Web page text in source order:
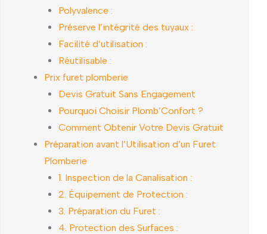
Polyvalence :
Préserve l’intégrité des tuyaux :
Facilité d’utilisation :
Réutilisable :
Prix furet plomberie
Devis Gratuit Sans Engagement
Pourquoi Choisir Plomb’Confort ?
Comment Obtenir Votre Devis Gratuit
Préparation avant l’Utilisation d’un Furet
Plomberie
1. Inspection de la Canalisation :
2. Équipement de Protection :
3. Préparation du Furet :
4. Protection des Surfaces :